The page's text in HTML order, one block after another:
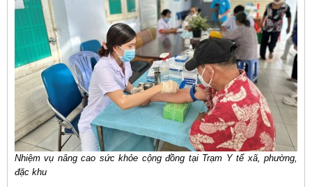
Nhiệm vụ nâng cao sức khỏe cộng đồng tại Trạm Y tế xã, phường,
đặc khu